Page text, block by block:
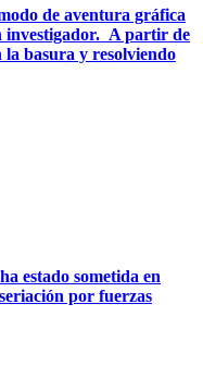
de aventura gráfica
investigador. A partir de
la basura y resolviendo
estado sometida en
por fuerzas